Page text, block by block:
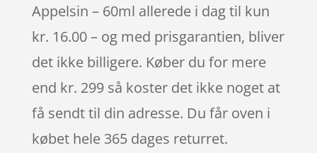
Appelsin – 60ml allerede i dag til kun
kr. 16.00 – og med prisgarantien, bliver
det ikke billigere. Køber du for mere
end kr. 299 så koster det ikke noget at
få sendt til din adresse. Du får oven i
købet hele 365 dages returret.